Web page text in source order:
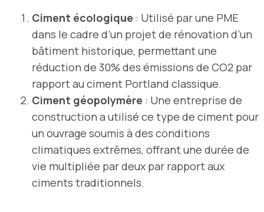
Ciment écologique : Utilisé par une PME
dans le cadre d’un projet de rénovation d’un
bâtiment historique, permettant une
réduction de 30% des émissions de CO2 par
rapport au ciment Portland classique.
Ciment géopolymère : Une entreprise de
construction a utilisé ce type de ciment pour
un ouvrage soumis à des conditions
climatiques extrêmes, offrant une durée de
vie multipliée par deux par rapport aux
ciments traditionnels.